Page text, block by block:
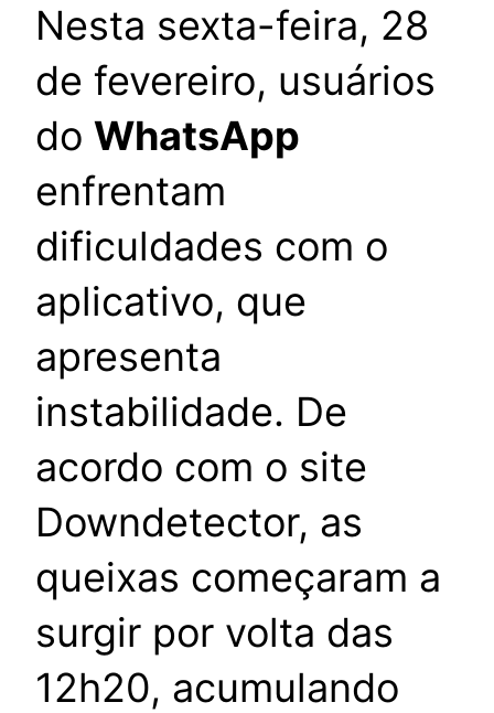
Nesta sexta-feira, 28
de fevereiro, usuários
do WhatsApp
enfrentam
dificuldades com o
aplicativo, que
apresenta
instabilidade. De
acordo com o site
Downdetector, as
queixas começaram a
surgir por volta das
12h20, acumulando